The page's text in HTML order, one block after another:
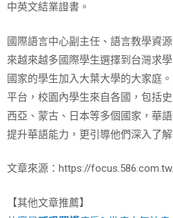
中英文結業證書。
國際語言中心副主任、語言教學資
來越來越多國際學生選擇到台灣求
國家的學生加入大葉大學的大家庭
平台，校園內學生來自各國，包括
西亞、蒙古、日本等多個國家，華
提升華語能力，更引導他們深入了解
文章來源：https://
【其他文章推薦】